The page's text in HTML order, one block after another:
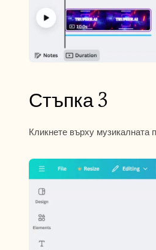
Стъпка 3
Кликнете върху музикалната